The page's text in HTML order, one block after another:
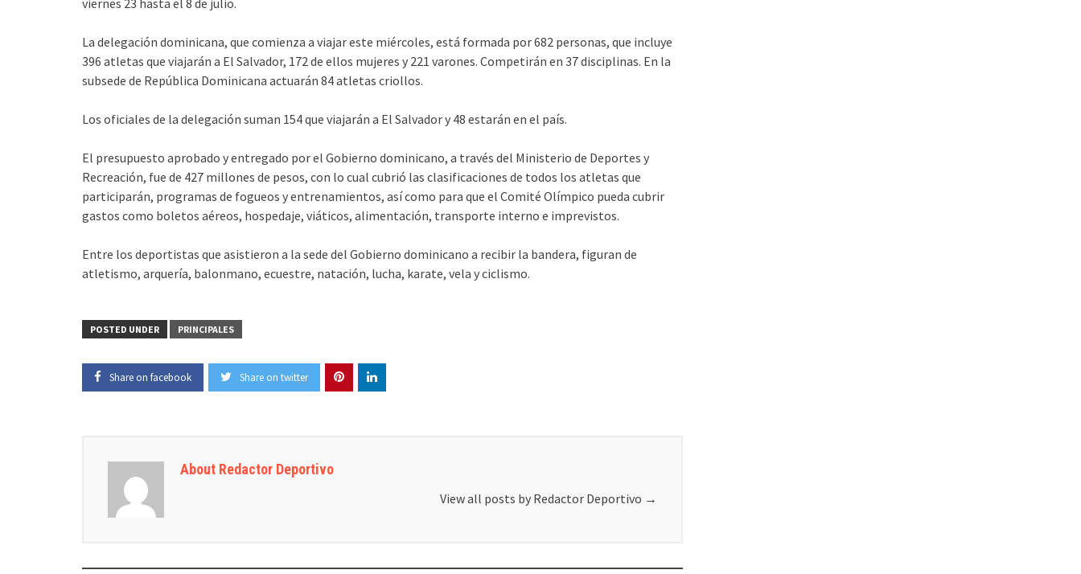
viernes 23 hasta el 8 de julio.
La delegación dominicana, que comienza a viajar este miércoles, está formada por 682 personas, que incluye
396 atletas que viajarán a El Salvador, 172 de ellos mujeres y 221 varones. Competirán en 37 disciplinas. En la
subsede de República Dominicana actuarán 84 atletas criollos.
Los oficiales de la delegación suman 154 que viajarán a El Salvador y 48 estarán en el país.
El presupuesto aprobado y entregado por el Gobierno dominicano, a través del Ministerio de Deportes y
Recreación, fue de 427 millones de pesos, con lo cual cubrió las clasificaciones de todos los atletas que
participarán, programas de fogueos y entrenamientos, así como para que el Comité Olímpico pueda cubrir
gastos como boletos aéreos, hospedaje, viáticos, alimentación, transporte interno e imprevistos.
Entre los deportistas que asistieron a la sede del Gobierno dominicano a recibir la bandera, figuran de
atletismo, arquería, balonmano, ecuestre, natación, lucha, karate, vela y ciclismo.
POSTED UNDER PRINCIPALES
Share on facebook Share on twitter
About Redactor Deportivo
View all posts by Redactor Deportivo →